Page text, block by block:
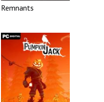
Remnants